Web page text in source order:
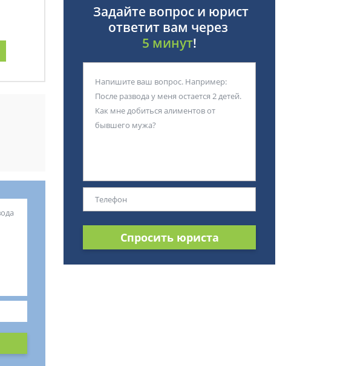
Задайте вопрос и юрист
ответит вам через
5 минут!
Спросить юриста